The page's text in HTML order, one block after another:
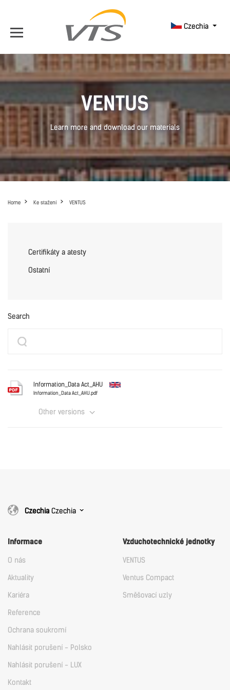
Czechia
VENTUS
Learn more and download our materials
Home Ke stažení VENTUS
Certifikáty a atesty
Ostatní
Search
Information_Data Act_AHU
Information_Data Act_AHU.pdf
Other versions
Czechia Czechia
Informace
O nás
Aktuality
Kariéra
Reference
Ochrana soukromí
Nahlásit porušení - Polsko
Nahlásit porušení - LUX
Kontakt
Vzduchotechnické jednotky
VENTUS
Ventus Compact
Směšovací uzly